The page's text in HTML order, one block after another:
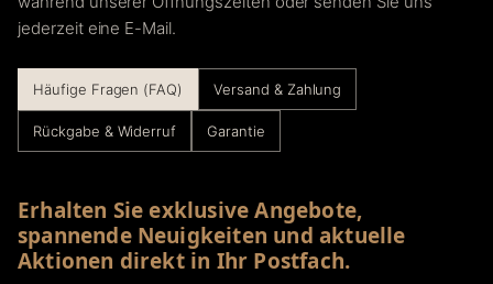
jederzeit eine E-Mail.
Häufige Fragen (FAQ) Versand & Zahlung
Rückgabe & Widerruf Garantie
Erhalten Sie exklusive Angebote,
spannende Neuigkeiten und aktuelle
Aktionen direkt in Ihr Postfach.